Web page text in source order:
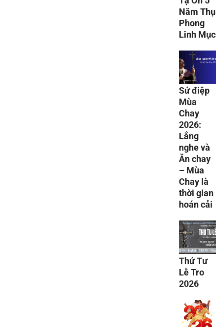
Năm Thụ
Phong
Linh Mục
Sứ điệp
Mùa
Chay
2026:
Lắng
nghe và
Ăn chay
– Mùa
Chay là
thời gian
hoán cải
Thứ Tư
Lễ Tro
2026